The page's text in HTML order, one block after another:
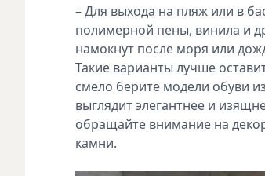
– Для выхода на пляж или в
полимерной пены, винила и
намокнут после моря или
Такие варианты лучше
смело берите модели обуви
выглядит элегантнее и
обращайте внимание на
камни.